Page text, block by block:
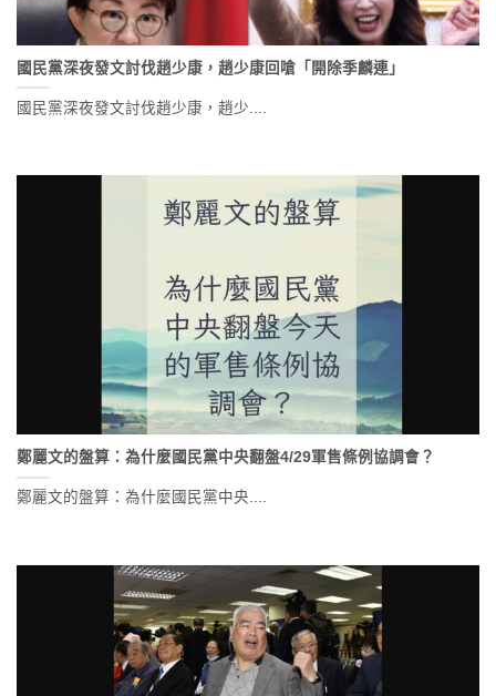
國民黨深夜發文討伐趙少康，趙少康回嗆「開除季麟連」
國民黨深夜發文討伐趙少康，趙少....
鄭麗文的盤算：為什麼國民黨中央翻盤4/29軍售條例協調會？
鄭麗文的盤算：為什麼國民黨中央....